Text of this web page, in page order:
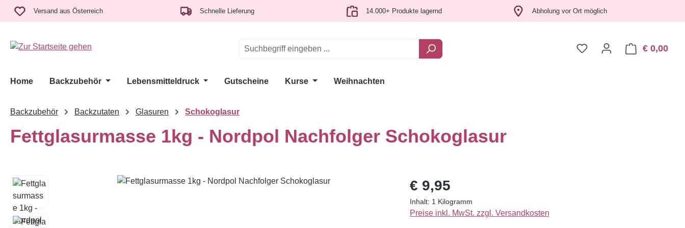
Hauptinhalt springen
Zur Suche springen
Zur Hauptnavigation springen
Versand aus Österreich Schnelle Lieferung 14.000+ Produkte lagernd Abholung vor Ort möglich
€ 0,00
Home Backzubehör Lebensmitteldruck Gutscheine Kurse Weihnachten
Backzubehör Backzutaten Glasuren Schokoglasur
Fettglasurmasse 1kg - Nordpol Nachfolger Schokoglasur
Bildergalerie überspringen Regulärer Preis:
€ 9,95
Inhalt: 1 Kilogramm
Preise inkl. MwSt. zzgl. Versandkosten